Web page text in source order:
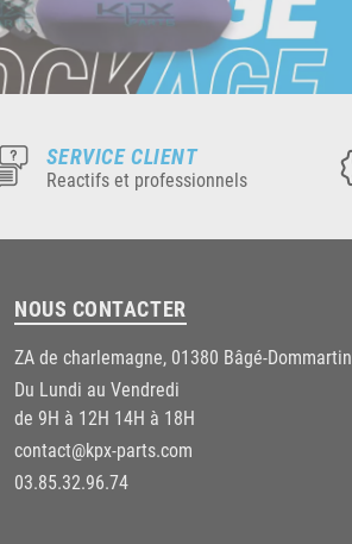
SERVICE CLIENT
Reactifs et professionnels
NOUS CONTACTER
ZA de charlemagne, 01380 Bâgé-Dommartin
Du Lundi au Vendredi
de 9H à 12H 14H à 18H
contact@kpx-parts.com
03.85.32.96.74